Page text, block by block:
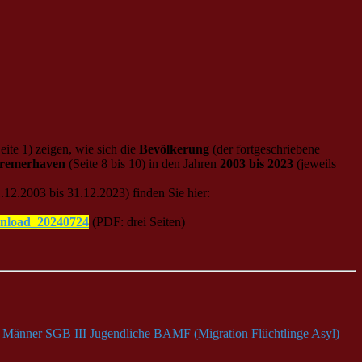
1) zeigen, wie sich die Bevölkerung (der fortgeschriebene
(Seite 8 bis 10) in den Jahren 2003 bis 2023 (jeweils
bis 31.12.2023) finden Sie hier:
(PDF: drei Seiten)
Männer SGB III Jugendliche BAMF (Migration Flüchtlinge Asyl)